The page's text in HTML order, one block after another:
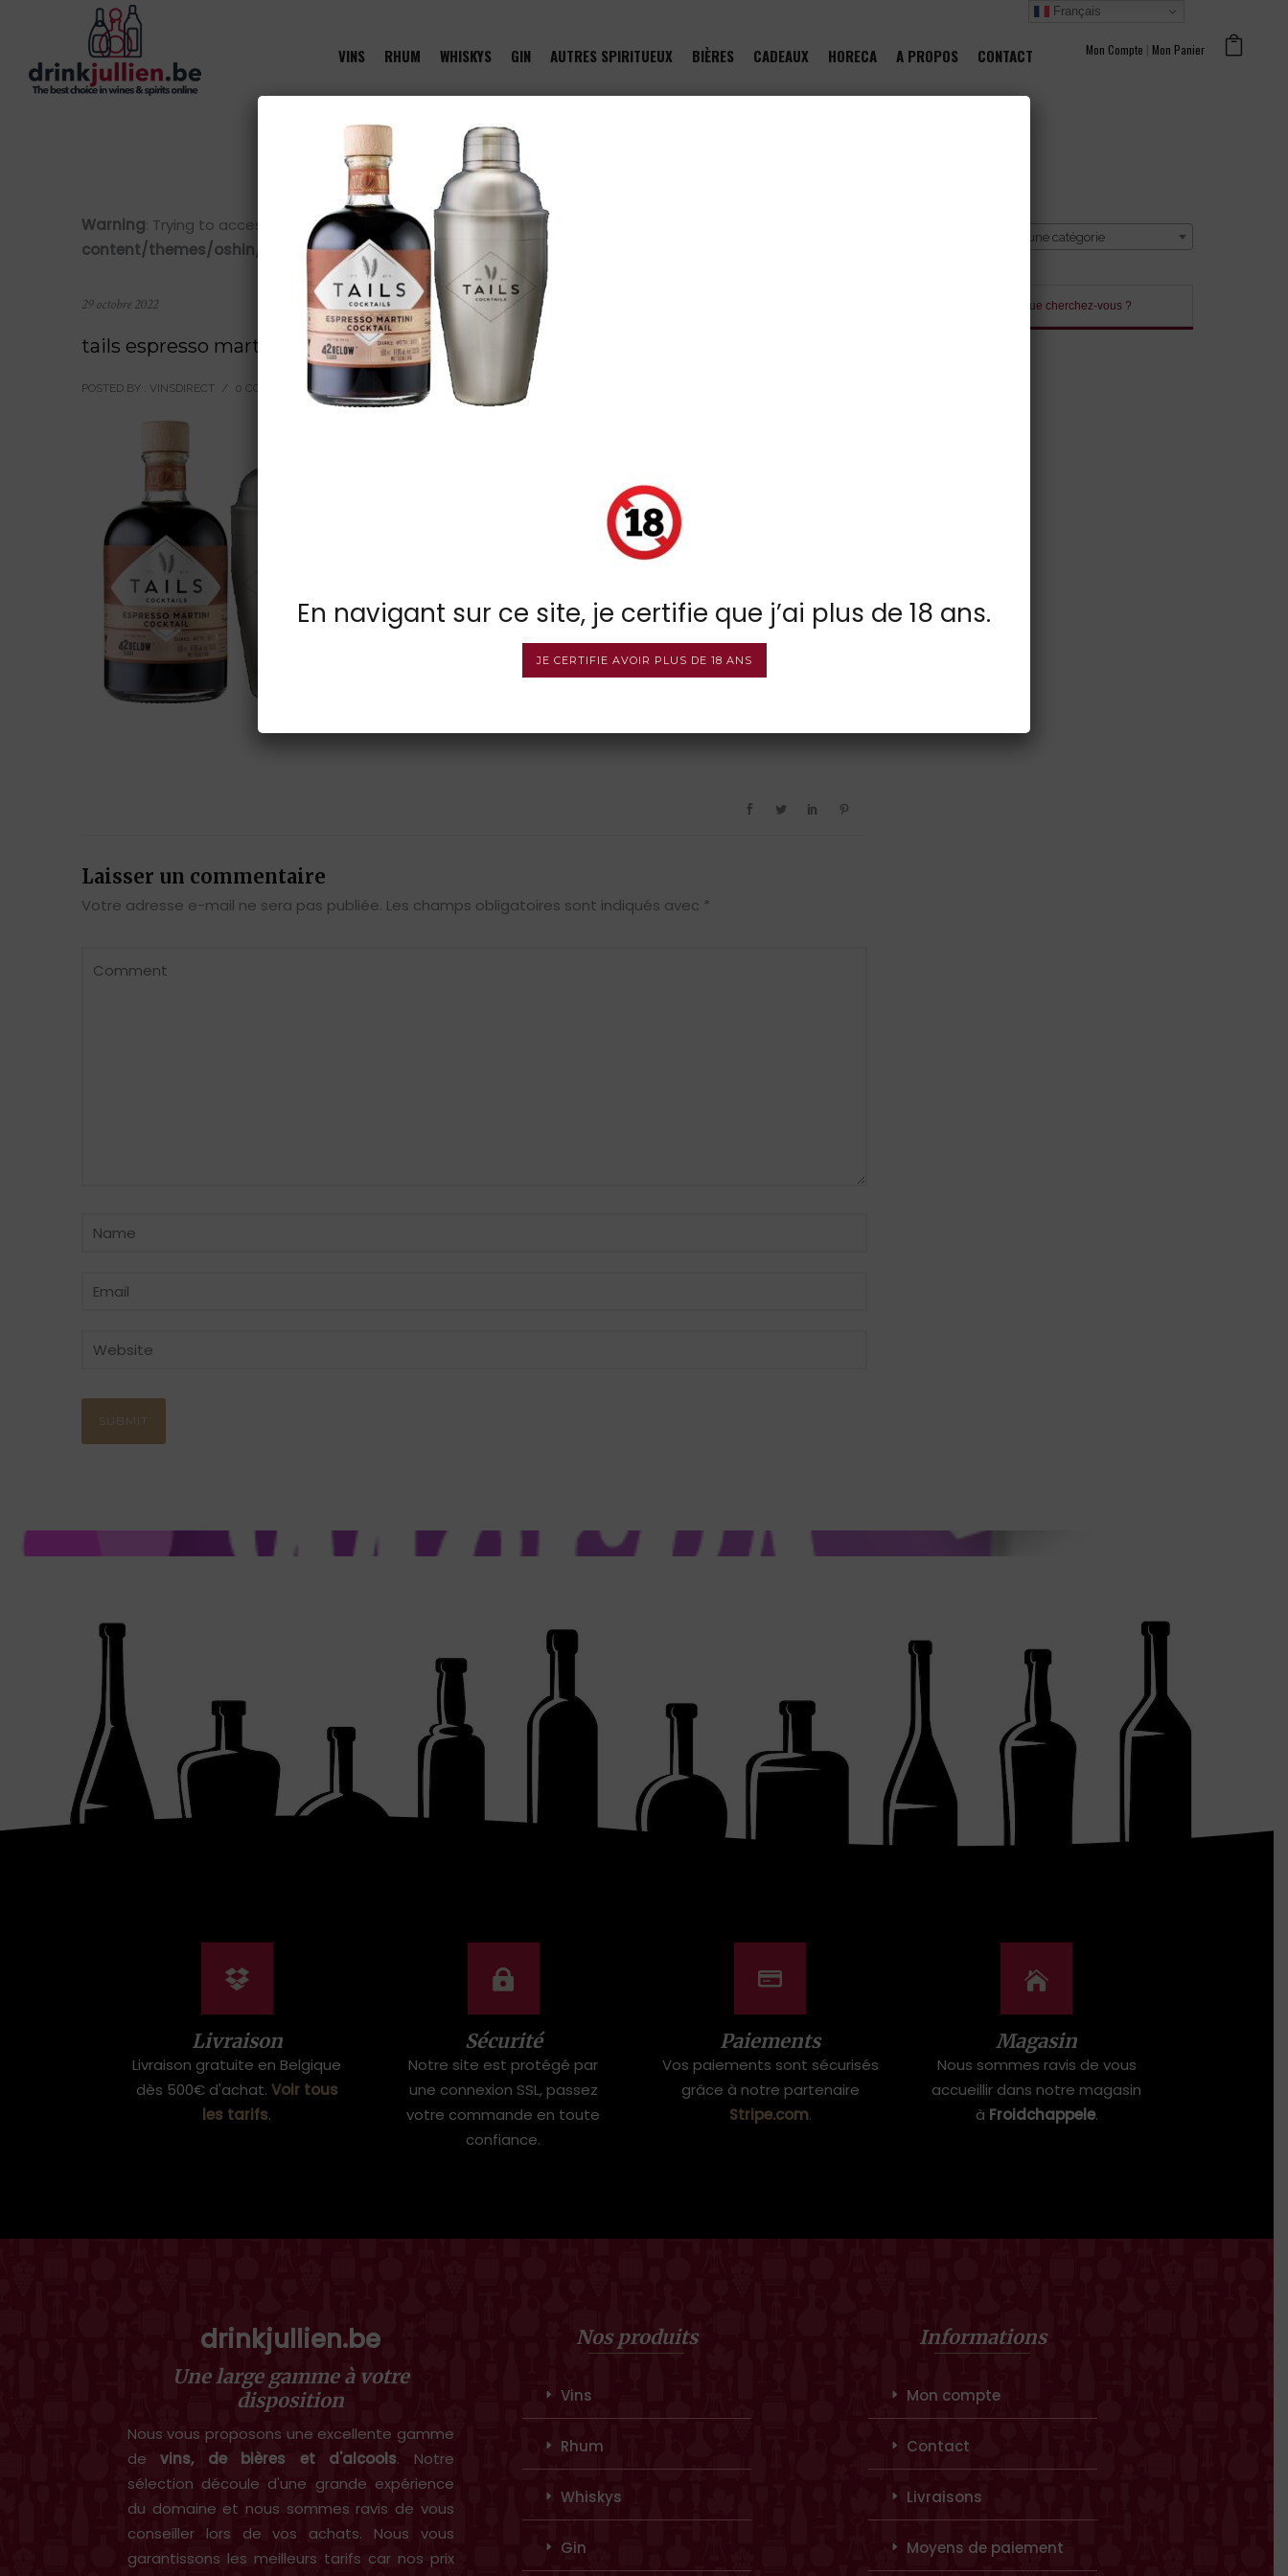
Mon Compte | Mon Panier
VINS RHUM WHISKYS GIN AUTRES SPIRITUEUX BIÈRES CADEAUX HORECA A PROPOS CONTACT
Warning: Trying to access array offset on value of type null in
/htdocs/drinkjullien.be/wp-
content/themes/oshin/content.phpon line28
29 octobre 2022
tails espresso martini
POSTED BY : VINSDIRECT / 0 COMMENTS UNDER :
Laisser un commentaire
Votre adresse e-mail ne sera pas publiée. Les champs obligatoires sont indiqués avec *
Sélectionner une catégorie
Livraison
Livraison gratuite en Belgique
dès 500€ d'achat. Voir tous
les tarifs.
Sécurité
Notre site est protégé par
une connexion SSL, passez
votre commande en toute
confiance.
Paiements
Vos paiements sont sécurisés
grâce à notre partenaire
Stripe.com.
Magasin
Nous sommes ravis de vous
accueillir dans notre magasin
à Froidchappele.
drinkjullien.be
Une large gamme à votre
disposition
Nous vous proposons une excellente gamme
devins, de bières et d'alcools. Notre
sélection découle d'une grande expérience
du domaine et nous sommes ravis de vous
conseiller lors de vos achats. Nous vous
garantissons les meilleurs tarifs car nos prix
Nos produits
Vins
Rhum
Whiskys
Gin
Informations
Mon compte
Contact
Livraisons
Moyens de paiement
Français
En navigant sur ce site, je certifie que j’ai plus de 18 ans.
JE CERTIFIE AVOIR PLUS DE 18 ANS